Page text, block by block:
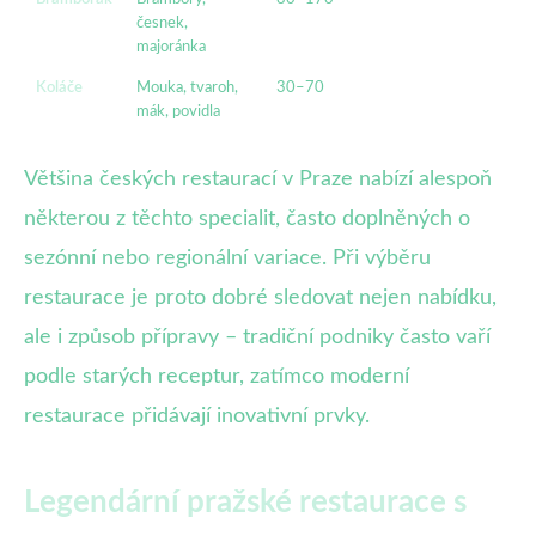
česnek,
majoránka
Koláče
Mouka, tvaroh,
mák, povidla
30–70
Většina českých restaurací v Praze nabízí alespoň
některou z těchto specialit, často doplněných o
sezónní nebo regionální variace. Při výběru
restaurace je proto dobré sledovat nejen nabídku,
ale i způsob přípravy – tradiční podniky často vaří
podle starých receptur, zatímco moderní
restaurace přidávají inovativní prvky.
Legendární pražské restaurace s